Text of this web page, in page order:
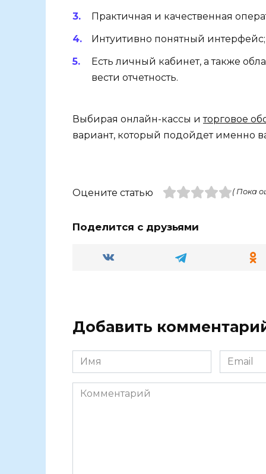
Практичная и качественная
Интуитивно понятный интерфейс;
Есть личный кабинет, а также
вести отчетность.
Выбирая онлайн-кассы иторговое
вариант, который подойдет именно
Оцените статью ( Пока
Поделится с друзьями
Добавить
Имя Email
Комментарий